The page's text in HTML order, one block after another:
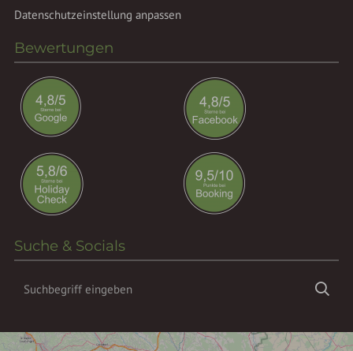
Datenschutzeinstellung anpassen
Bewertungen
Suche & Socials
Suchbegriff